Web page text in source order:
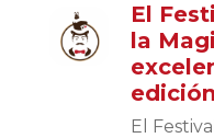
El
la
edición
El